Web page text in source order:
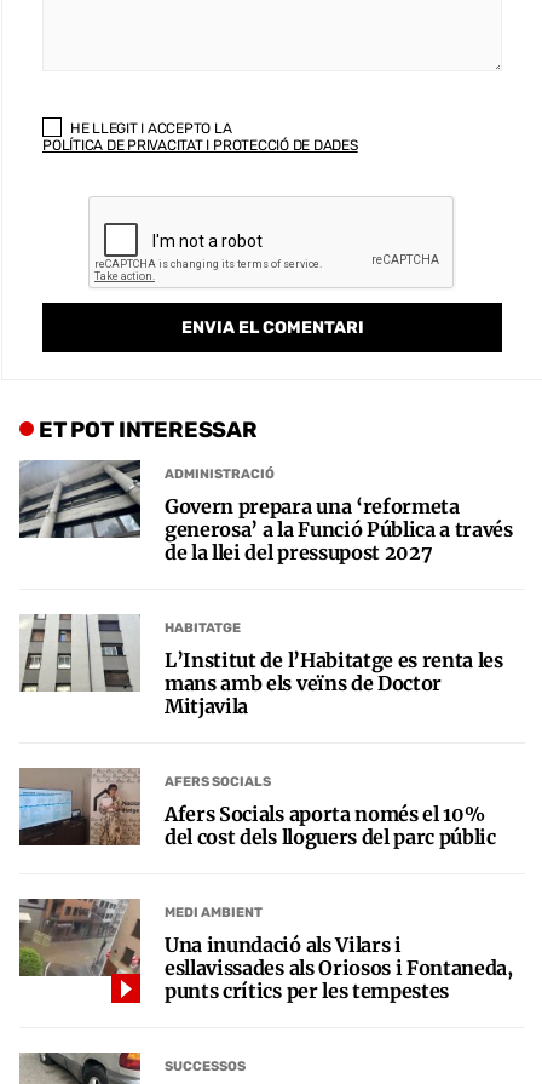
HE LLEGIT I ACCEPTO LA
POLÍTICA DE PRIVACITAT I PROTECCIÓ DE DADES
ET POT INTERESSAR
ADMINISTRACIÓ
Govern prepara una ‘reformeta
generosa’ a la Funció Pública a través
de la llei del pressupost 2027
HABITATGE
L’Institut de l’Habitatge es renta les
mans amb els veïns de Doctor
Mitjavila
AFERS SOCIALS
Afers Socials aporta només el 10%
del cost dels lloguers del parc públic
MEDI AMBIENT
Una inundació als Vilars i
esllavissades als Oriosos i Fontaneda,
punts crítics per les tempestes
SUCCESSOS